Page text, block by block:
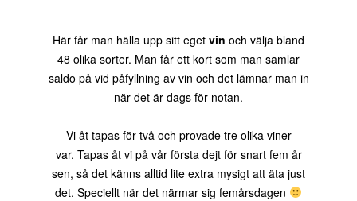
Här får man hälla upp sitt eget vin och välja bland
48 olika sorter. Man får ett kort som man samlar
saldo på vid påfyllning av vin och det lämnar man in
när det är dags för notan.
Vi åt tapas för två och provade tre olika viner
var. Tapas åt vi på vår första dejt för snart fem år
sen, så det känns alltid lite extra mysigt att äta just
det. Speciellt när det närmar sig femårsdagen